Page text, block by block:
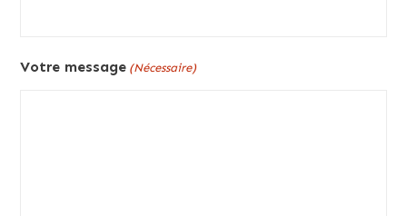
Votre message (Nécessaire)